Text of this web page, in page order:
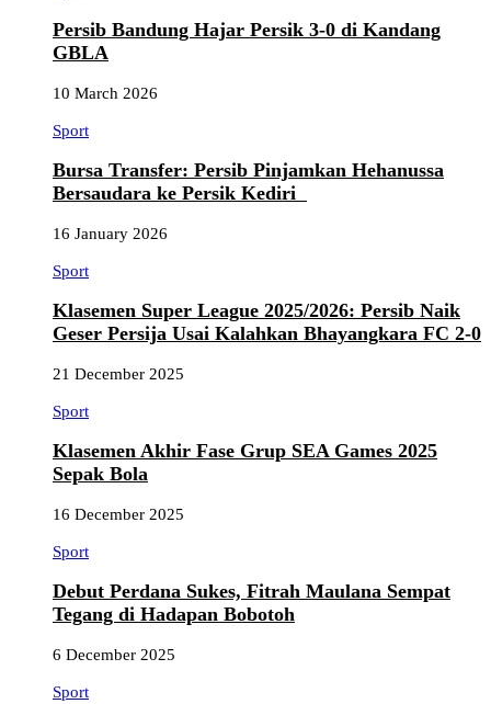
Persib Bandung Hajar Persik 3-0 di Kandang
GBLA
10 March 2026
Sport
Bursa Transfer: Persib Pinjamkan Hehanussa
Bersaudara ke Persik Kediri
16 January 2026
Sport
Klasemen Super League 2025/2026: Persib Naik
Geser Persija Usai Kalahkan Bhayangkara FC 2-0
21 December 2025
Sport
Klasemen Akhir Fase Grup SEA Games 2025
Sepak Bola
16 December 2025
Sport
Debut Perdana Sukes, Fitrah Maulana Sempat
Tegang di Hadapan Bobotoh
6 December 2025
Sport